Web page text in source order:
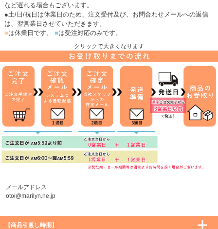
など遅れる場合もございます。
●土/日/祝日は休業日のため、注文受付及び、お問合わせメールへの返信
は、翌営業日させていただきます。
■は休業日です。 ■は受注対応のみです。
クリックで大きくなります
メールアドレス
otoi@marilyn.ne.jp
【商品引渡し時期】